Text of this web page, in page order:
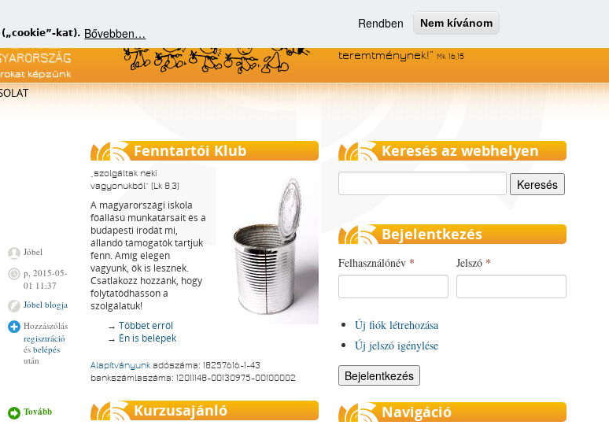
kat). Bővebben…
Rendben Nem kívánom
képzünk
Menjetek el az egész világra, és
teremtménynek!
Mk 16,15
Jóbel
p, 2015-05-
01 11:37
Tovább
Jóbel blogja
Hozzászólás
regisztráció
és belépés
után
Fenntartói Klub
szolgáltak neki
vagyonukból
(Lk 8,3)
A magyarországi iskola
főállású munkatársait és a
budapesti irodát mi,
állandó támogatók tartjuk
fenn. Amíg elegen
vagyunk, ők is lesznek.
Csatlakozz hozzánk, hogy
folytatódhasson a
szolgálatuk!
→ Többet erről
→ Én is belépek
Alapítványunk adószáma: 18257616-1-43
bankszámlaszáma: 12011148-00130975-00100002
Kurzusajánló
Keresés az webhelyen
Bejelentkezés
Felhasználónév * Jelszó *
Új fiók létrehozása
Új jelszó igénylése
Navigáció